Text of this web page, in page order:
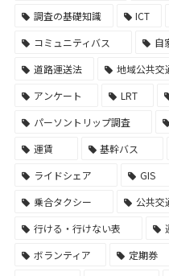
調査の基礎知識
ICT
コミュニティバス
自
道路運送法
地域公共交
アンケート
LRT
パーソントリップ調査
運賃
基幹バス
ライドシェア
GIS
乗合タクシー
公共交
行ける・行けない表
ボランティア
定期券